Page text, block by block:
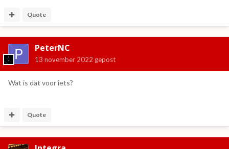
Quote
PeterNC
13 november 2022 gepost
Wat is dat voor iets?
Quote